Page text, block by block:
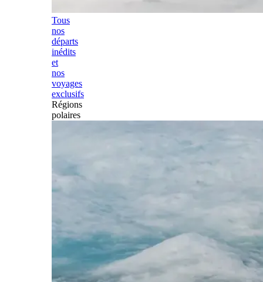
Tous
nos
départs
inédits
et
nos
voyages
exclusifs
Régions
polaires